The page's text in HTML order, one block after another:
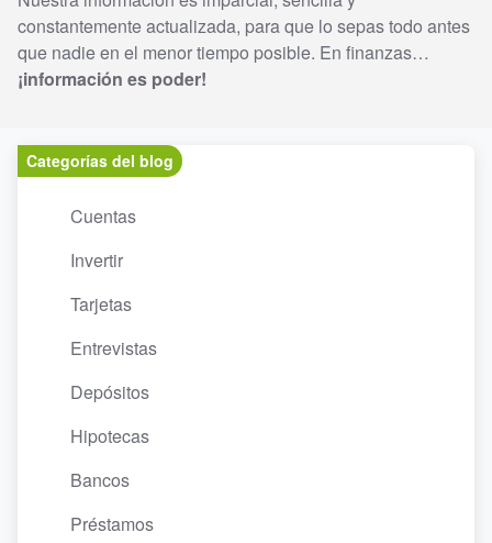
constantemente actualizada, para que lo sepas todo antes
que nadie en el menor tiempo posible. En finanzas…
¡información es poder!
Categorías del blog
Cuentas
Invertir
Tarjetas
Entrevistas
Depósitos
Hipotecas
Bancos
Préstamos